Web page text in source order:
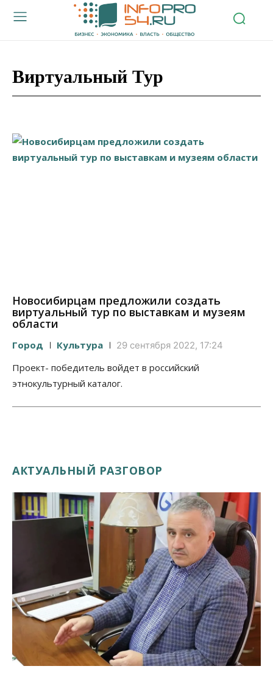
Виртуальный Тур
Новосибирцам предложили создать
виртуальный тур по выставкам и музеям
области
Город Культура 29 сентября 2022, 17:24
Проект- победитель войдет в российский
этнокультурный каталог.
АКТУАЛЬНЫЙ РАЗГОВОР